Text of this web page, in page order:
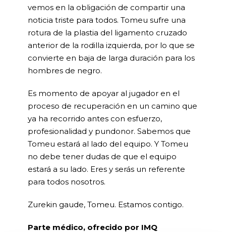
vemos en la obligación de compartir una
noticia triste para todos. Tomeu sufre una
rotura de la plastia del ligamento cruzado
anterior de la rodilla izquierda, por lo que se
convierte en baja de larga duración para los
hombres de negro.
Es momento de apoyar al jugador en el
proceso de recuperación en un camino que
ya ha recorrido antes con esfuerzo,
profesionalidad y pundonor. Sabemos que
Tomeu estará al lado del equipo. Y Tomeu
no debe tener dudas de que el equipo
estará a su lado. Eres y serás un referente
para todos nosotros.
Zurekin gaude, Tomeu. Estamos contigo.
Parte médico, ofrecido por IMQ